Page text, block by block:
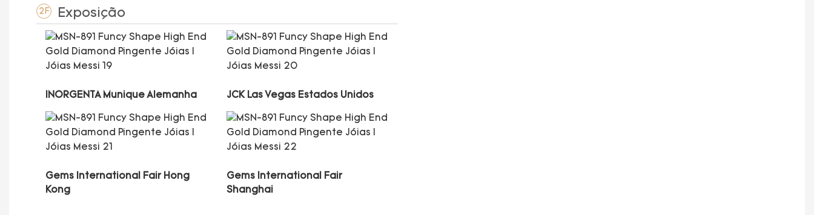
2F Exposição
INORGENTA Munique Alemanha JCK Las Vegas Estados Unidos
Gems International Fair Hong
Kong
Gems International Fair
Shanghai